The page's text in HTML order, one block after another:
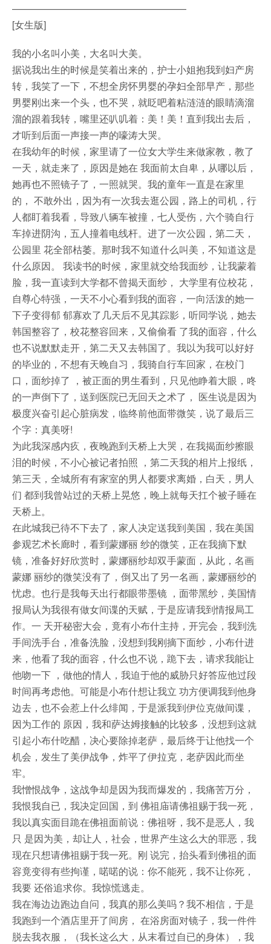
——————————————————
[女生版]
我的小名叫小美，大名叫大美。
据说我出生的时候是笑着出来的，护士小姐抱我到妇产房
转，我笑了一下，不想全房怀男婴的孕妇全部早产，那些
男婴刚出来一个头，也不哭，就眨吧着粘涟涟的眼睛滴溜
溜的跟着我转，嘴里还叭叽着：美！美！直到我出去后，
才听到后面一声接一声的嚎涛大哭。
在我幼年的时候，家里请了一位女大学生来做家教，教了
一天，就走来了，原因是她在 我面前太自卑，从哪以后，
她再也不照镜子了，一照就哭。我的童年一直是在家里
的， 不敢外出，因为有一次我去逛公园，路上的司机，行
人都盯着我看，导致八辆车被撞，七人受伤，六个骑自行
车掉进阴沟，五人撞着电线杆。进了一次公园，第二天，
公园里 花全部枯萎。那时我不知道什么叫美，不知道这是
什么原因。 我读书的时候，家里就交给我面纱，让我蒙着
脸，我一直读到大学都不曾揭天面纱， 大学里有位校花，
自尊心特强，一天不小心看到我的面容，一向活泼的她一
下子变得郁 郁寡欢了几天后不见其踪影，听同学说，她去
韩国整容了，校花整容回来，又偷偷看 了我的面容，什么
也不说默默走开，第二天又去韩国了。我以为我可以好好
的毕业的，不想有天晚自习，我骑自行车回家，在校门
口，面纱掉了 ，被正面的男生看到，只见他睁着大眼，咚
的一声倒下了，送到医院已无回天之术了， 医生说是因为
极度兴奋引起心脏病发，临终前他面带微笑，说了最后三
个字：真美呀!
为此我深感内疚，夜晚跑到天桥上大哭，在我揭面纱擦眼
泪的时候，不小心被记者拍照 ，第二天我的相片上报纸，
第三天，全城所有有家室的男人都要求离婚，白天，男人
们 都到我曾站过的天桥上晃悠，晚上就每天扛个被子睡在
天桥上。
在此城我已待不下去了，家人决定送我到美国，我在美国
参观艺术长廊时，看到蒙娜丽 纱的微笑，正在我摘下默
镜，准备好好欣赏时，蒙娜丽纱却双手蒙面，从此，名画
蒙娜 丽纱的微笑没有了，倒又出了另一名画，蒙娜丽纱的
忧虑。也行是我每天出行都眼带墨镜 ，面带黑纱，美国情
报局认为我很有做女间谍的天赋，于是应请我到情报局工
作。一 天开秘密大会，竟有小布什主持，开完会，我到洗
手间洗手台，准备洗脸，没想到我刚摘下面纱，小布什进
来，他看了我的面容，什么也不说，跪下去，请求我能让
他吻一下 ，做他的情人，我迫于他的威胁只好答应他过段
时间再考虑他。可能是小布什想让我立 功方便调我到他身
边去，也不会惹上什么绯闻，于是派我到伊位克做间谍，
因为工作的 原因，我和萨达姆接触的比较多，没想到这就
引起小布什吃醋，决心要除掉老萨，最后终于让他找一个
机会，发生了美伊战争，炸平了伊拉克，老萨因此而坐
牢。
我憎恨战争，这战争却是因为我而爆发的，我痛苦万分，
我恨我自已，我决定回国，到 佛祖庙请佛祖赐于我一死，
我以真实面目跪在佛祖面前说：佛祖呀，我不是恶人，我
只 是因为美，却让人，社会，世界产生这么大的罪恶，我
现在只想请佛祖赐于我一死。刚 说完，抬头看到佛祖的面
容竟变得有些拘谨，喏喏的说：你不能死，我不让你死，
我要 还俗追求你。我惊慌逃走。
我在海边边跑边自问，我真的那么美吗？我不相信，于是
我跑到一个酒店里开了间房， 在浴房面对镜子，我一件件
脱去我衣服，（我长这么大，从末看过自已的身体），我